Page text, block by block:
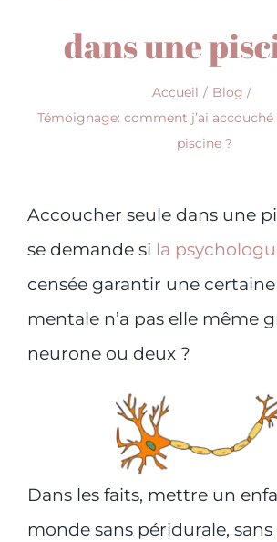
dans une
Accueil
Blog
Témoignage: comment j’ai accouché
piscine ?
Accoucher seule dans une
se demande si la
censée garantir une
mentale n’a pas elle même
neurone ou deux ?
Dans les faits, mettre un
monde sans péridurale, sans